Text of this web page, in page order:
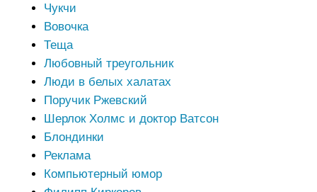
Чукчи
Вовочка
Теща
Любовный треугольник
Люди в белых халатах
Поручик Ржевский
Шерлок Холмс и доктор Ватсон
Блондинки
Реклама
Компьютерный юмор